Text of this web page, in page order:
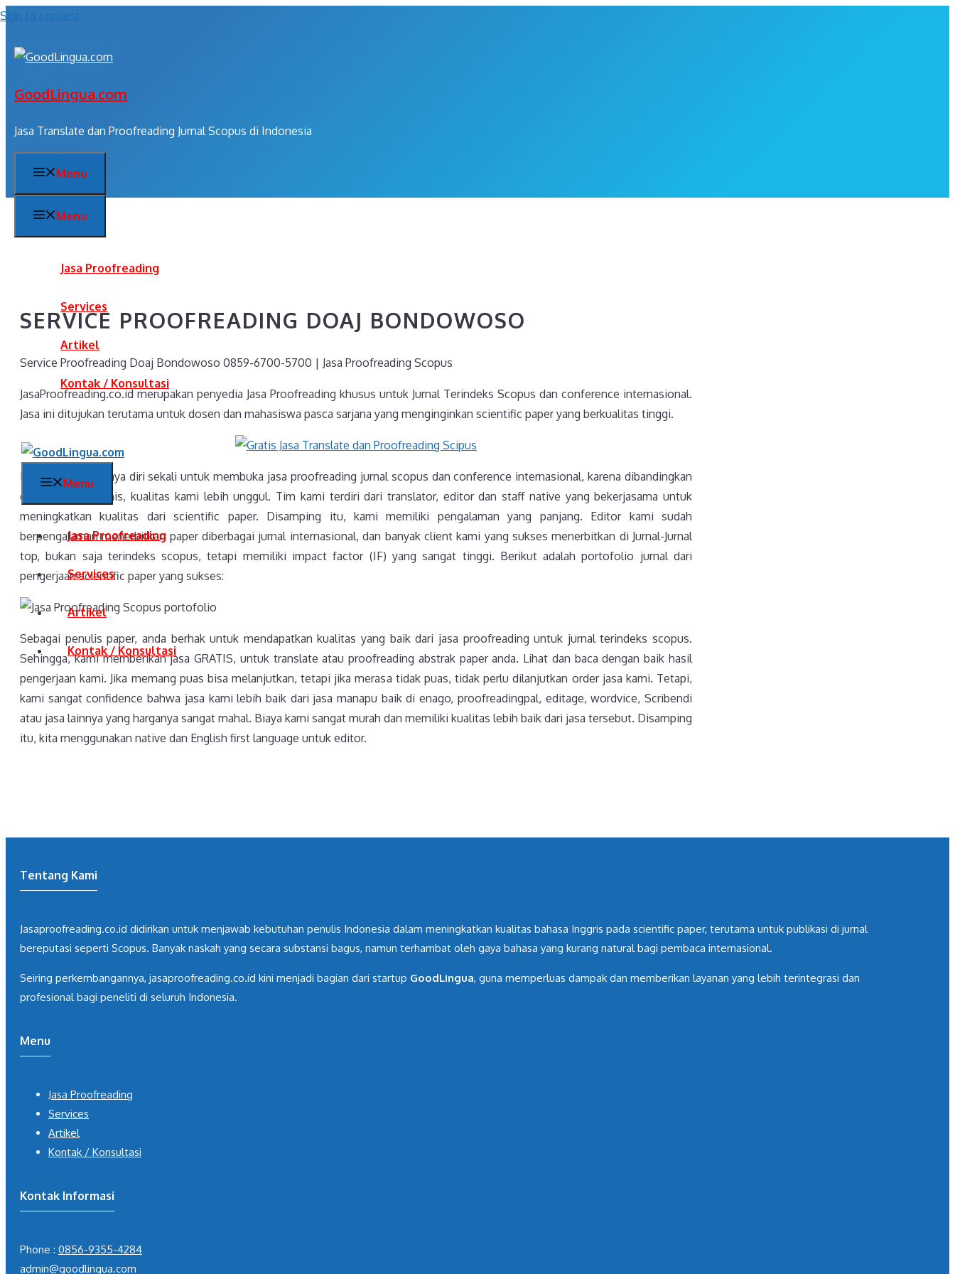
Skip to content
GoodLingua.com
Jasa Translate dan Proofreading Jurnal Scopus di Indonesia
Menu
Menu
Jasa Proofreading
Services
Artikel
Kontak / Konsultasi
Menu
Jasa Proofreading
Services
Artikel
Kontak / Konsultasi
SERVICE PROOFREADING DOAJ BONDOWOSO
Service Proofreading Doaj Bondowoso 0859-6700-5700 | Jasa Proofreading Scopus
JasaProofreading.co.id merupakan penyedia Jasa Proofreading khusus untuk Jurnal Terindeks Scopus dan conference internasional.
Jasa ini ditujukan terutama untuk dosen dan mahasiswa pasca sarjana yang menginginkan scientific paper yang berkualitas tinggi.
Kami sangat percaya diri sekali untuk membuka jasa proofreading jurnal scopus dan conference internasional, karena dibandingkan
dengan jasa sejenis, kualitas kami lebih unggul. Tim kami terdiri dari translator, editor dan staff native yang bekerjasama untuk
meningkatkan kualitas dari scientific paper. Disamping itu, kami memiliki pengalaman yang panjang. Editor kami sudah
berpengalaman menerbitkan paper diberbagai jurnal internasional, dan banyak client kami yang sukses menerbitkan di Jurnal-Jurnal
top, bukan saja terindeks scopus, tetapi memiliki impact factor (IF) yang sangat tinggi. Berikut adalah portofolio jurnal dari
pengerjaan scientific paper yang sukses:
Sebagai penulis paper, anda berhak untuk mendapatkan kualitas yang baik dari jasa proofreading untuk jurnal terindeks scopus.
Sehingga, kami memberikan jasa GRATIS, untuk translate atau proofreading abstrak paper anda. Lihat dan baca dengan baik hasil
pengerjaan kami. Jika memang puas bisa melanjutkan, tetapi jika merasa tidak puas, tidak perlu dilanjutkan order jasa kami. Tetapi,
kami sangat confidence bahwa jasa kami lebih baik dari jasa manapu baik di enago, proofreadingpal, editage, wordvice, Scribendi
atau jasa lainnya yang harganya sangat mahal. Biaya kami sangat murah dan memiliki kualitas lebih baik dari jasa tersebut. Disamping
itu, kita menggunakan native dan English first language untuk editor.
Tentang Kami
Jasaproofreading.co.id didirikan untuk menjawab kebutuhan penulis Indonesia dalam meningkatkan kualitas bahasa Inggris pada scientific paper, terutama untuk publikasi di jurnal
bereputasi seperti Scopus. Banyak naskah yang secara substansi bagus, namun terhambat oleh gaya bahasa yang kurang natural bagi pembaca internasional.
Seiring perkembangannya, jasaproofreading.co.id kini menjadi bagian dari startup GoodLingua, guna memperluas dampak dan memberikan layanan yang lebih terintegrasi dan
profesional bagi peneliti di seluruh Indonesia.
Menu
Jasa Proofreading
Services
Artikel
Kontak / Konsultasi
Kontak Informasi
Phone : 0856-9355-4284
admin@goodlingua.com